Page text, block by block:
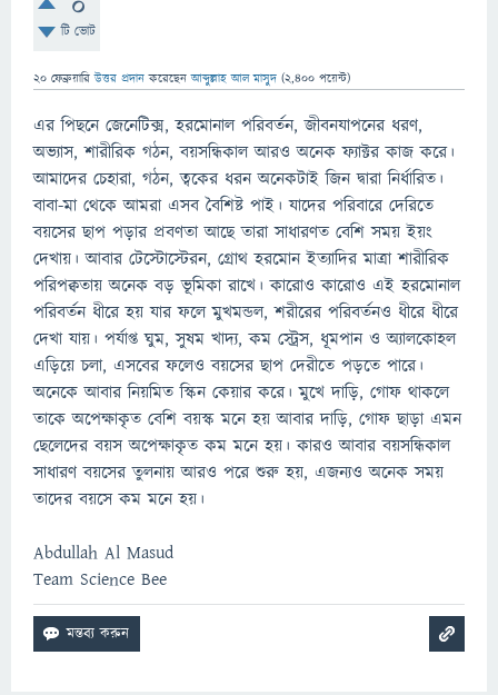
টি ভোট
20 ফেব্রুয়ারি উত্তর প্রদান করেছেনআব্দুল্লাহ আল মাসুদ (2,400 পয়েন্ট)
এর পিছনে জেনেটিক্স, হরমোনাল পরিবর্তন, জীবনযাপনের ধরণ,
অভ্যাস, শারীরিক গঠন, বয়সন্ধিকাল আরও অনেক ফ্যাক্টর কাজ করে।
আমাদের চেহারা, গঠন, ত্বকের ধরন অনেকটাই জিন দ্বারা নির্ধারিত।
বাবা-মা থেকে আমরা এসব বৈশিষ্ট পাই। যাদের পরিবারে দেরিতে
বয়সের ছাপ পড়ার প্রবণতা আছে তারা সাধারণত বেশি সময় ইয়ং
দেখায়। আবার টেস্টোস্টেরন, গ্রোথ হরমোন ইত্যাদির মাত্রা শারীরিক
পরিপক্বতায় অনেক বড় ভূমিকা রাখে। কারোও কারোও এই হরমোনাল
পরিবর্তন ধীরে হয় যার ফলে মুখমন্ডল, শরীরের পরিবর্তনও ধীরে ধীরে
দেখা যায়। পর্যাপ্ত ঘুম, সুষম খাদ্য, কম স্ট্রেস, ধূমপান ও অ্যালকোহল
এড়িয়ে চলা, এসবের ফলেও বয়সের ছাপ দেরীতে পড়তে পারে।
অনেকে আবার নিয়মিত স্কিন কেয়ার করে। মুখে দাড়ি, গোফ থাকলে
তাকে অপেক্ষাকৃত বেশি বয়স্ক মনে হয় আবার দাড়ি, গোফ ছাড়া এমন
ছেলেদের বয়স অপেক্ষাকৃত কম মনে হয়। কারও আবার বয়সন্ধিকাল
সাধারণ বয়সের তুলনায় আরও পরে শুরু হয়, এজন্যও অনেক সময়
তাদের বয়সে কম মনে হয়।
Abdullah Al Masud
Team Science Bee